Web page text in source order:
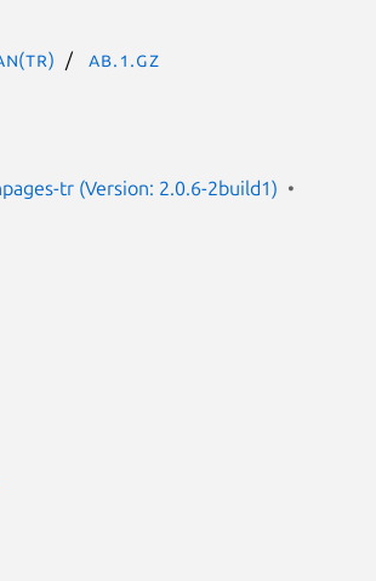
ab.1.gz
tr (Version: 2.0.6-2build1)